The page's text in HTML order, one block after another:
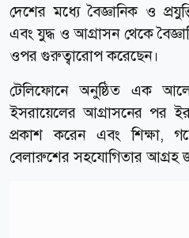
দেশের মধ্যে বৈজ্ঞানিক ও
এবং যুদ্ধ ও আগ্রাসন থেকে
ওপর গুরুত্বারোপ করেছেন।
টেলিফোনে অনুষ্ঠিত এক
ইসরায়েলের আগ্রাসনের পর
প্রকাশ করেন এবং শিক্ষা,
বেলারুশের সহযোগিতার আগ্রহ